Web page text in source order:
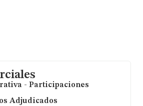
- Participaciones
Adjudicados